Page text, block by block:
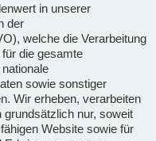
in unserer
der
welche die Verarbeitung
die gesamte
sowie sonstiger
Wir erheben, verarbeiten
grundsätzlich nur, soweit
Website sowie für